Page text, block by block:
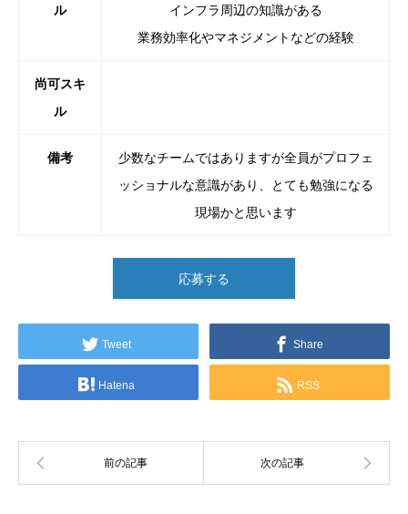
ル
インフラ周辺の知識がある
業務効率化やマネジメントなどの経験
尚可スキ
ル
備考
少数なチームではありますが全員がプロフェ
ッショナルな意識があり、とても勉強になる
現場かと思います
応募する
Tweet Share
Hatena RSS